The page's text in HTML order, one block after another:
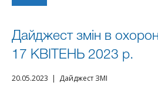
Дайджест змін в
17 КВІТЕНЬ 2023 р.
20.05.2023 | Дайджест ЗМІ